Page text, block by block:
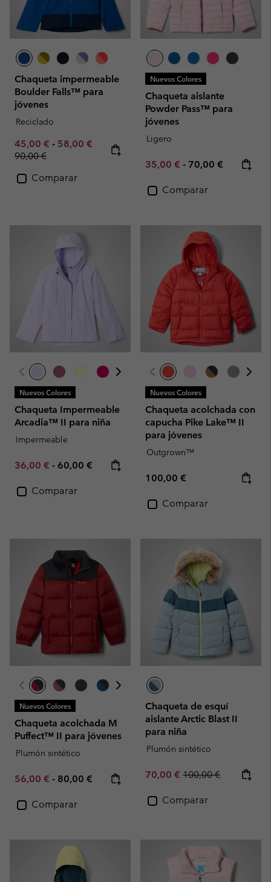
Chaqueta impermeable
Boulder Falls™ para
jóvenes
Reciclado
Minimum sale price:
45,00 € - Maximum sale price:
58,00 € Regular price:
90,00 €
Comparar
Nuevos Colores
Chaqueta aislante
Powder Pass™ para
jóvenes
Ligero
Minimum sale price:
35,00 € - Maximum price:
70,00 €
Comparar
Nuevos Colores
Chaqueta Impermeable
Arcadia™ II para niña
Impermeable
Minimum sale price:
36,00 € - Maximum price:
60,00 €
Comparar
Nuevos Colores
Chaqueta acolchada con
capucha Pike Lake™ II
para jóvenes
Outgrown™
Regular price:
100,00 €
Comparar
Nuevos Colores
Chaqueta acolchada M
Puffect™ II para jóvenes
Plumón sintético
Minimum sale price:
56,00 € - Maximum price:
80,00 €
Comparar
Chaqueta de esquí
aislante Arctic Blast II
para niña
Plumón sintético
Sale price:
70,00 € Regular price:
100,00 €
Comparar